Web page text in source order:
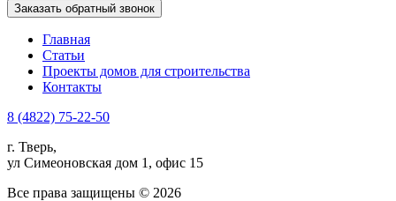
Заказать обратный звонок
Главная
Статьи
Проекты домов для строительства
Контакты
8 (4822) 75-22-50
г. Тверь,
ул Симеоновская дом 1, офис 15
Все права защищены © 2026